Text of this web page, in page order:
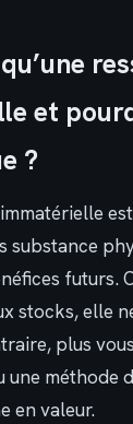
et
?
substance
futurs.
stocks, elle
plus
une méthode
en valeur.